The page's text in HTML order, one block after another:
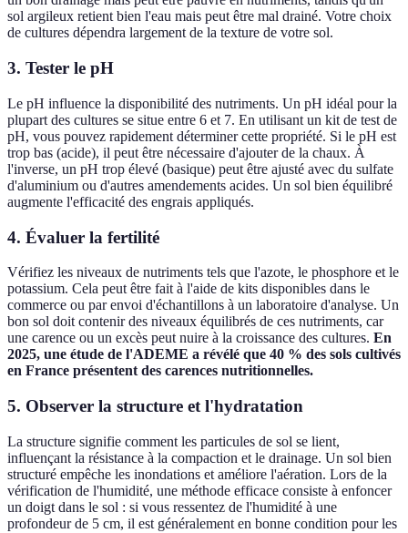
sol argileux retient bien l'eau mais peut être mal drainé. Votre choix
de cultures dépendra largement de la texture de votre sol.
3. Tester le pH
Le pH influence la disponibilité des nutriments. Un pH idéal pour la
plupart des cultures se situe entre 6 et 7. En utilisant un kit de test de
pH, vous pouvez rapidement déterminer cette propriété. Si le pH est
trop bas (acide), il peut être nécessaire d'ajouter de la chaux. À
l'inverse, un pH trop élevé (basique) peut être ajusté avec du sulfate
d'aluminium ou d'autres amendements acides. Un sol bien équilibré
augmente l'efficacité des engrais appliqués.
4. Évaluer la fertilité
Vérifiez les niveaux de nutriments tels que l'azote, le phosphore et le
potassium. Cela peut être fait à l'aide de kits disponibles dans le
commerce ou par envoi d'échantillons à un laboratoire d'analyse. Un
bon sol doit contenir des niveaux équilibrés de ces nutriments, car
une carence ou un excès peut nuire à la croissance des cultures. En
2025, une étude de l'ADEME a révélé que 40 % des sols cultivés
en France présentent des carences nutritionnelles.
5. Observer la structure et l'hydratation
La structure signifie comment les particules de sol se lient,
influençant la résistance à la compaction et le drainage. Un sol bien
structuré empêche les inondations et améliore l'aération. Lors de la
vérification de l'humidité, une méthode efficace consiste à enfoncer
un doigt dans le sol : si vous ressentez de l'humidité à une
profondeur de 5 cm, il est généralement en bonne condition pour les